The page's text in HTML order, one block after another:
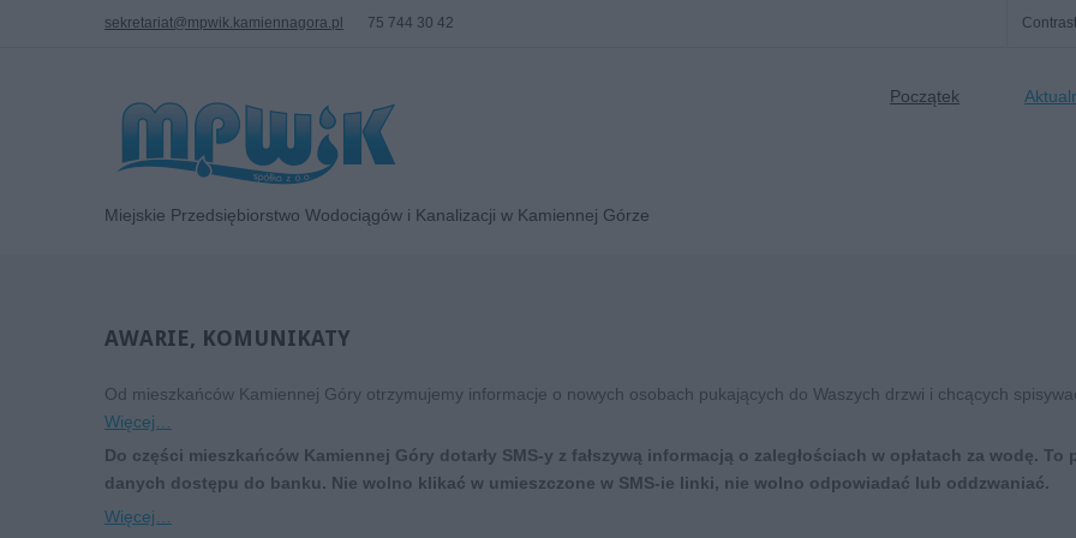
sekretariat@mpwik.kamiennagora.pl 75 744 30 42 Contrast
Miejskie Przedsiębiorstwo Wodociągów i Kanalizacji w Kamiennej Górze
Początek
AWARIE, KOMUNIKATY
Od mieszkańców Kamiennej Góry otrzymujemy informacje o nowych osobach pukających do Waszych drzwi i chcących
Więcej…
Do części mieszkańców Kamiennej Góry dotarły SMS-y z fałszywą informacją o zaległościach w opłatach za wodę.
danych dostępu do banku. Nie wolno klikać w umieszczone w SMS-ie linki, nie wolno odpowiadać lub oddzwaniać.
Więcej…